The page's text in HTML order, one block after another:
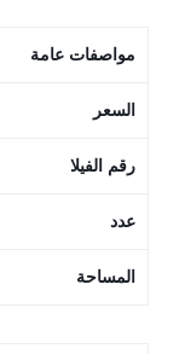
مواصفات عامة
السعر
رقم الفيلا
عدد
المساحة